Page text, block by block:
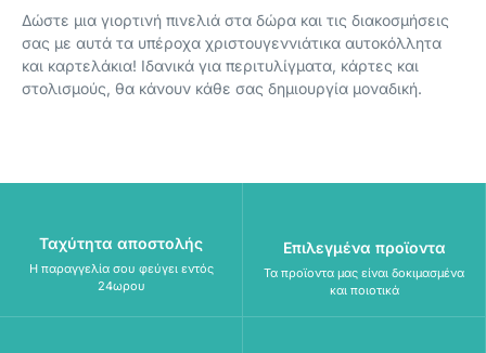
Δώστε μια γιορτινή πινελιά στα δώρα και τις διακοσμήσεις
σας με αυτά τα υπέροχα χριστουγεννιάτικα αυτοκόλλητα
και καρτελάκια! Ιδανικά για περιτυλίγματα, κάρτες και
στολισμούς, θα κάνουν κάθε σας δημιουργία μοναδική.
Ταχύτητα αποστολής
Η παραγγελία σου φεύγει εντός
24ωρου
Επιλεγμένα προϊοντα
Τα προϊοντα μας είναι δοκιμασμένα
και ποιοτικά